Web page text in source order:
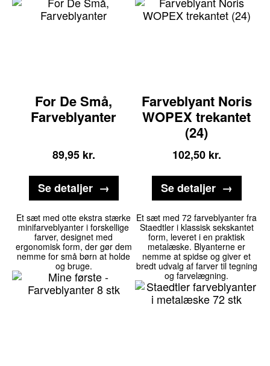
For De Små,
Farveblyanter
89,95 kr.
Se detaljer
Farveblyant Noris
WOPEX trekantet
(24)
102,50 kr.
Se detaljer
Et sæt med otte ekstra stærke
minifarveblyanter i forskellige
farver, designet med
ergonomisk form, der gør dem
nemme for små børn at holde
og bruge.
Et sæt med 72 farveblyanter fra
Staedtler i klassisk sekskantet
form, leveret i en praktisk
metalæske. Blyanterne er
nemme at spidse og giver et
bredt udvalg af farver til tegning
og farvelægning.